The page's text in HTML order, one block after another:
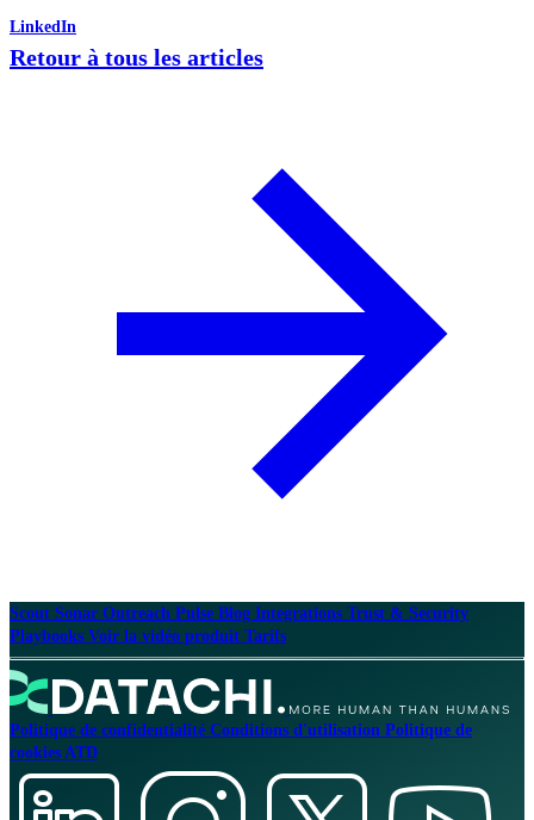
LinkedIn
Retour à tous les articles
Scout Sonar Outreach Pulse Blog Integrations Trust & Security
Playbooks Voir la vidéo produit Tarifs
Politique de confidentialité Conditions d'utilisation Politique de
cookies ATD